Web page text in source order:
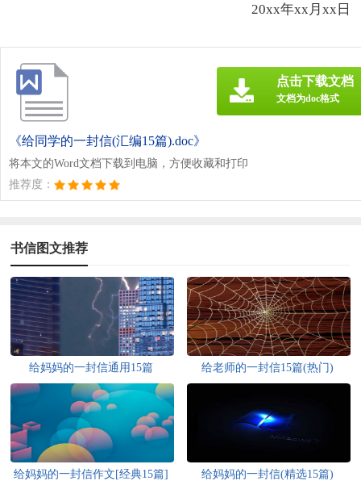
20xx年xx月xx日
《给同学的一封信(汇编15篇).doc》
将本文的Word文档下载到电脑，方便收藏和打印
推荐度：
点击下载文档
文档为doc格式
书信图文推荐
给妈妈的一封信通用15篇 给老师的一封信15篇(热门)
给妈妈的一封信作文[经典15篇] 给妈妈的一封信(精选15篇)